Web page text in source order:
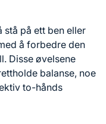
stå på ett ben eller
å forbedre den
Disse øvelsene
balanse, noe
to-hånds